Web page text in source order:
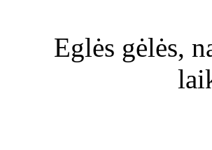
Eglės gėlės,